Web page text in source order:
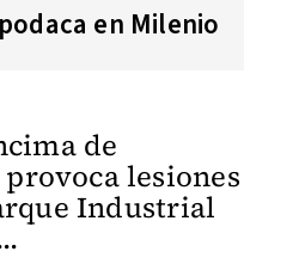
en Milenio
de
lesiones
Industrial